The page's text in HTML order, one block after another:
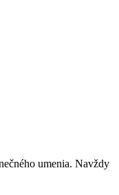
umenia. Navždy